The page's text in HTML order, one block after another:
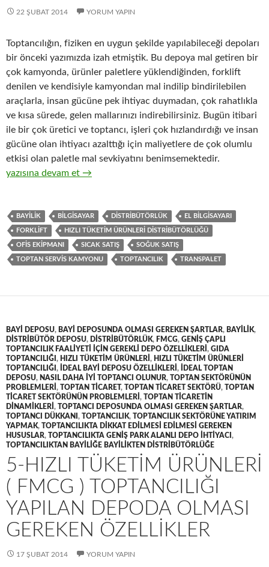
22 ŞUBAT 2014 YORUM YAPIN
Toptancılığın, fiziken en uygun şekilde yapılabileceği depoları
bir önceki yazımızda izah etmiştik. Bu depoya mal getiren bir
çok kamyonda, ürünler paletlere yüklendiğinden, forklift
denilen ve kendisiyle kamyondan mal indilip bindirilebilen
araçlarla, insan gücüne pek ihtiyac duymadan, çok rahatlıkla
ve kısa sürede, gelen mallarınızı indirebilirsiniz. Bugün itibari
ile bir çok üretici ve toptancı, işleri çok hızlandırdığı ve insan
gücüne olan ihtiyacı azalttığı için maliyetlere de çok olumlu
etkisi olan paletle mal sevkiyatını benimsemektedir.
6-Hızlı tüketim ürünleri ( FMCG ) toptancılığında gerekli olan
yazısına devam et →
BAYILIK BILGISAYAR DISTRIBÜTÖRLÜK EL BILGISAYARI
FORKLIFT HIZLI TÜKETIM ÜRÜNLERI DISTRIBÜTÖRLÜĞÜ
OFIS EKIPMANI SICAK SATIŞ SOĞUK SATIŞ
TOPTAN SERVIS KAMYONU TOPTANCILIK TRANSPALET
BAYI DEPOSU, BAYI DEPOSUNDA OLMASI GEREKEN ŞARTLAR, BAYILIK,
DISTRIBÜTÖR DEPOSU, DISTRIBÜTÖRLÜK, FMCG, GENIŞ ÇAPLI
TOPTANCILIK FAALIYETI IÇIN GEREKLI DEPO ÖZELLIKLERI , GIDA
TOPTANCILIĞI , HIZLI TÜKETIM ÜRÜNLERI , HIZLI TÜKETIM ÜRÜNLERI
TOPTANCILIĞI , IDEAL BAYI DEPOSU ÖZELLIKLERI ,
IDEAL TOPTAN
DEPOSU, NASIL DAHA IYI TOPTANCI OLUNUR, TOPTAN SEKTÖRÜNÜN
PROBLEMLERI , TOPTAN TICARET, TOPTAN TICARET SEKTÖRÜ, TOPTAN
TICARET SEKTÖRÜNÜN PROBLEMLERI , TOPTAN TICARETIN
DINAMIKLERI , TOPTANCI DEPOSUNDA OLMASI GEREKEN ŞARTLAR,
TOPTANCI DÜKKANI , TOPTANCILIK, TOPTANCILIK SEKTÖRÜNE YATIRIM
YAPMAK, TOPTANCILIKTA DIKKAT EDILMESI EDILMESI GEREKEN
HUSUSLAR, TOPTANCILIKTA GENIŞ PARK ALANLI DEPO IHTIYACI ,
TOPTANCILIKTAN BAYILIĞE BAYILIKTEN DISTRIBÜTÖRLÜĞE
5-HIZLI TÜKETIM ÜRÜNLERI
( FMCG ) TOPTANCILIĞI
YAPILAN DEPODA OLMASI
GEREKEN ÖZELLIKLER
17 ŞUBAT 2014 YORUM YAPIN